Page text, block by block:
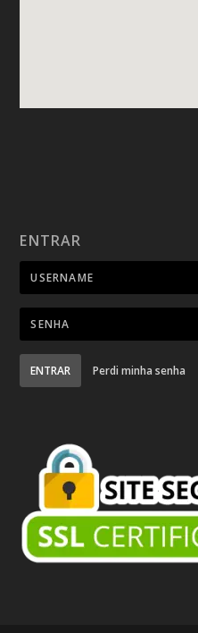
ENTRAR
ENTRAR Perdi minha senha